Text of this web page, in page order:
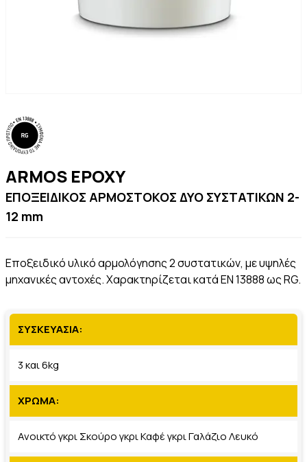
ARMOS EPOXY
ΕΠΟΞΕΙΔΙΚΟΣ ΑΡΜΟΣΤΟΚΟΣ ΔΥΟ ΣΥΣΤΑΤΙΚΩΝ 2-
12 mm
Εποξειδικό υλικό αρμολόγησης 2 συστατικών, με υψηλές
μηχανικές αντοχές. Χαρακτηρίζεται κατά ΕΝ 13888 ως RG.
ΣΥΣΚΕΥΑΣΙΑ:
3 και 6kg
ΧΡΩΜΑ:
Ανοικτό γκρι Σκούρο γκρι Καφέ γκρι Γαλάζιο Λευκό